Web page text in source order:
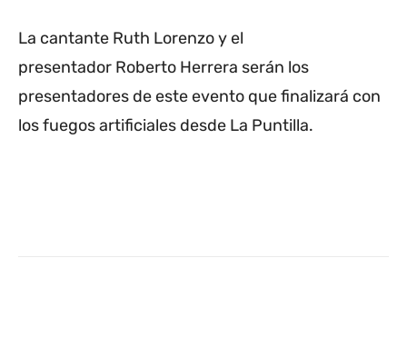
La cantante Ruth Lorenzo y el
presentador Roberto Herrera serán los
presentadores de este evento que finalizará con
los fuegos artificiales desde La Puntilla.